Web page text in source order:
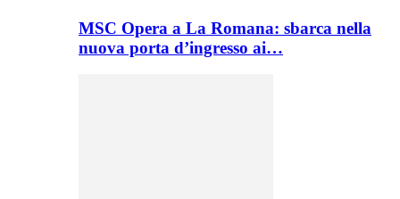
MSC Opera a La Romana: sbarca nella
nuova porta d’ingresso ai…